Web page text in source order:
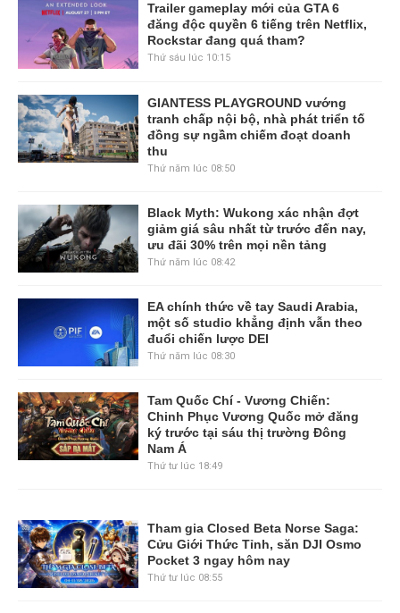
Trailer gameplay mới của GTA 6
đăng độc quyền 6 tiếng trên Netflix,
Rockstar đang quá tham?
Thứ sáu lúc 10:15
GIANTESS PLAYGROUND vướng
tranh chấp nội bộ, nhà phát triển tố
đồng sự ngầm chiếm đoạt doanh
thu
Thứ năm lúc 08:50
Black Myth: Wukong xác nhận đợt
giảm giá sâu nhất từ trước đến nay,
ưu đãi 30% trên mọi nền tảng
Thứ năm lúc 08:42
EA chính thức về tay Saudi Arabia,
một số studio khẳng định vẫn theo
đuổi chiến lược DEI
Thứ năm lúc 08:30
Tam Quốc Chí - Vương Chiến:
Chinh Phục Vương Quốc mở đăng
ký trước tại sáu thị trường Đông
Nam Á
Thứ tư lúc 18:49
Tham gia Closed Beta Norse Saga:
Cửu Giới Thức Tỉnh, săn DJI Osmo
Pocket 3 ngay hôm nay
Thứ tư lúc 08:55